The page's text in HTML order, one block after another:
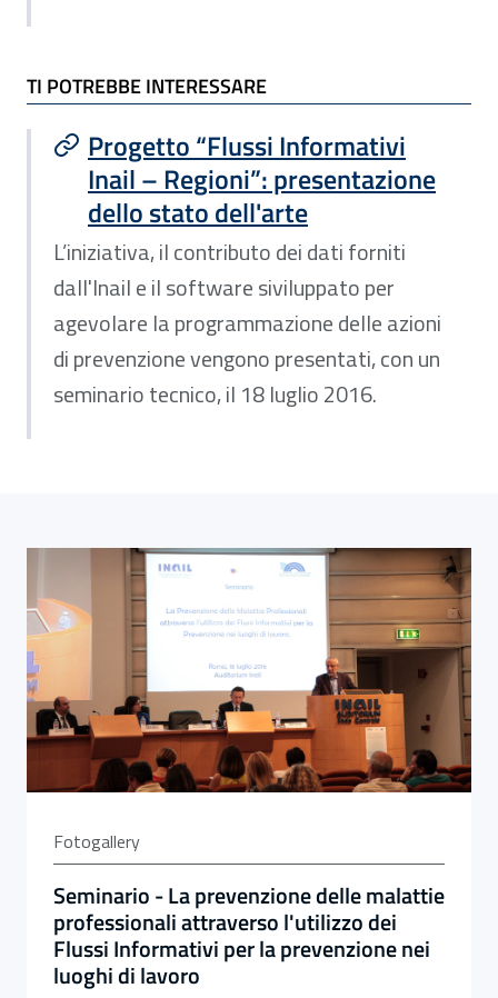
TI POTREBBE INTERESSARE
Progetto “Flussi Informativi
Inail – Regioni”: presentazione
dello stato dell'arte
L’iniziativa, il contributo dei dati forniti
dall'Inail e il software siviluppato per
agevolare la programmazione delle azioni
di prevenzione vengono presentati, con un
seminario tecnico, il 18 luglio 2016.
Fotogallery
Seminario - La prevenzione delle malattie
professionali attraverso l'utilizzo dei
Flussi Informativi per la prevenzione nei
luoghi di lavoro